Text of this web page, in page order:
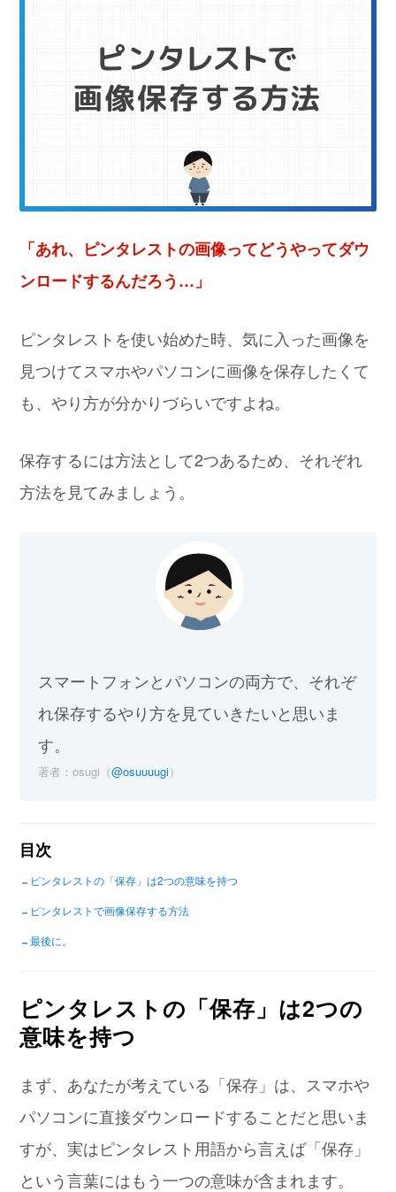
「あれ、ピンタレストの画像ってどうやってダウ
ンロードするんだろう…」
ピンタレストを使い始めた時、気に入った画像を
見つけてスマホやパソコンに画像を保存したくて
も、やり方が分かりづらいですよね。
保存するには方法として2つあるため、それぞれ
方法を見てみましょう。
スマートフォンとパソコンの両方で、それぞ
れ保存するやり方を見ていきたいと思いま
す。
著者：osugi（@osuuuugi）
目次
ピンタレストの「保存」は2つの意味を持つ
ピンタレストで画像保存する方法
最後に。
ピンタレストの「保存」は2つの
意味を持つ
まず、あなたが考えている「保存」は、スマホや
パソコンに直接ダウンロードすることだと思いま
すが、実はピンタレスト用語から言えば「保存」
という言葉にはもう一つの意味が含まれます。